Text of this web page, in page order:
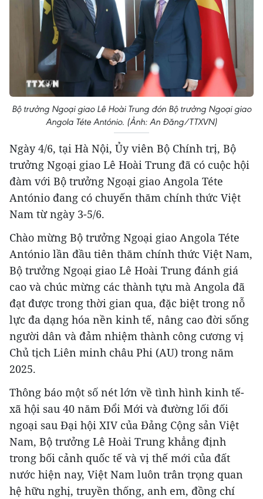
Bộ trưởng Ngoại giao Lê Hoài Trung đón Bộ trưởng Ngoại giao
Angola Téte António. (Ảnh: An Đăng/TTXVN)
Ngày 4/6, tại Hà Nội, Ủy viên Bộ Chính trị, Bộ
trưởng Ngoại giao Lê Hoài Trung đã có cuộc hội
đàm với Bộ trưởng Ngoại giao Angola Téte
António đang có chuyến thăm chính thức Việt
Nam từ ngày 3-5/6.
Chào mừng Bộ trưởng Ngoại giao Angola Téte
António lần đầu tiên thăm chính thức Việt Nam,
Bộ trưởng Ngoại giao Lê Hoài Trung đánh giá
cao và chúc mừng các thành tựu mà Angola đã
đạt được trong thời gian qua, đặc biệt trong nỗ
lực đa dạng hóa nền kinh tế, nâng cao đời sống
người dân và đảm nhiệm thành công cương vị
Chủ tịch Liên minh châu Phi (AU) trong năm
2025.
Thông báo một số nét lớn về tình hình kinh tế-
xã hội sau 40 năm Đổi Mới và đường lối đối
ngoại sau Đại hội XIV của Đảng Cộng sản Việt
Nam, Bộ trưởng Lê Hoài Trung khẳng định
trong bối cảnh quốc tế và vị thế mới của đất
nước hiện nay, Việt Nam luôn trân trọng quan
hệ hữu nghị, truyền thống, anh em, đồng chí